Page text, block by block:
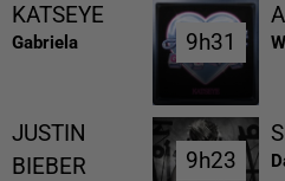
KATSEYE
Gabriela 9h31
9h31
JUSTIN
BIEBER
9h23
9h23